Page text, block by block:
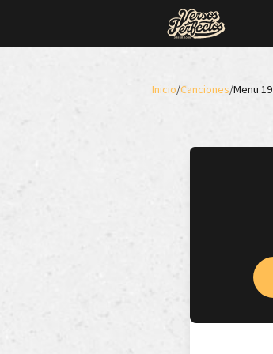
Inicio/Canciones/Menu 19